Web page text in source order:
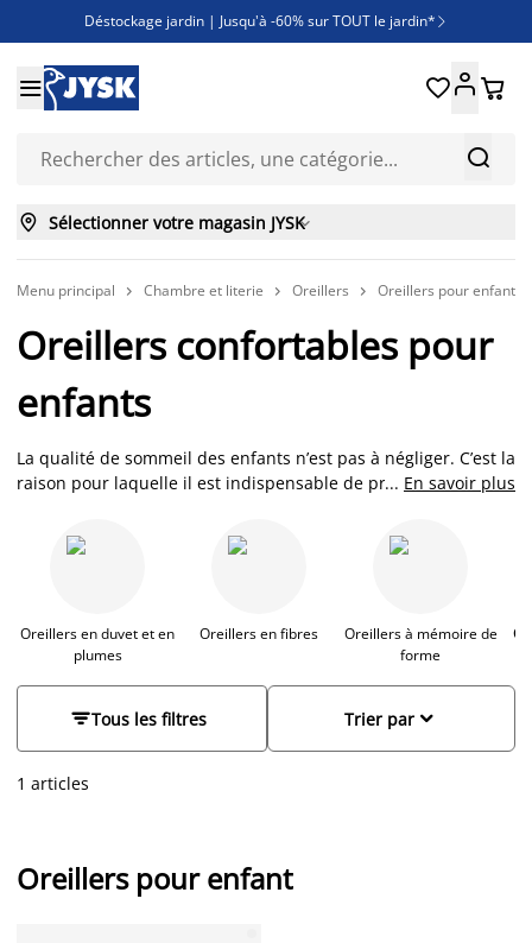
Déstockage jardin | Jusqu'à -60% sur TOUT le jardin* 
Jusqu'à -50% sur une sélection literie
Découvrez les nouveautés de la collection


 
 Sélectionner votre magasin JYSK
Menu principal  Chambre et literie  Oreillers  Oreillers pour enfant
Oreillers confortables pour
enfants
La qualité de sommeil des enfants n’est pas à négliger. C’est la
raison pour laquelle il est indispensable de privilégier un
dont le garnissage est en fibres, sont effectivement plus bas
que les oreillers classiques. Ils sont conçus pour optimiser au
... En savoir plus
Oreillers en duvet et en
plumes
Oreillers en fibres
Oreillers à mémoire de
forme
Tous les filtres 
Trier par
1 articles
Oreillers pour enfant